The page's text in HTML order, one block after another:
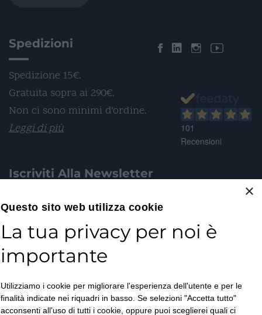
Spedizioni
Spedizione 15€.
Gratuita sopra ai 290€.
Non ci sono minimi d’ordine.
Leggi di più
Iscriviti Alla Newsletter
Email*
Privacy Policy*
ISCRIVITI
101
Recensioni
×
Questo sito web utilizza cookie
La tua privacy per noi è
importante
Utilizziamo i cookie per migliorare l'esperienza dell'utente e per le
finalità indicate nei riquadri in basso. Se selezioni "Accetta tutto"
acconsenti all'uso di tutti i cookie, oppure puoi sceglierei quali ci